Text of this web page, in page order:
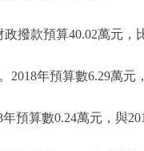
款預算40.02萬元，
年預算數6.29萬元
算數0.24萬元，與